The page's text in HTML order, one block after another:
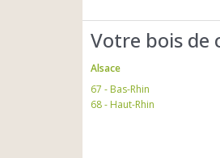
Votre bois de
Alsace
67 - Bas-Rhin
68 - Haut-Rhin